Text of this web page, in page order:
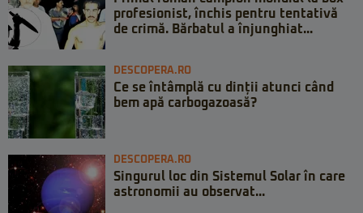
profesionist, închis pentru tentativă
de crimă. Bărbatul a înjunghiat...
DESCOPERA.RO
Ce se întâmplă cu dinții atunci când
bem apă carbogazoasă?
DESCOPERA.RO
Singurul loc din Sistemul Solar în care
astronomii au observat...